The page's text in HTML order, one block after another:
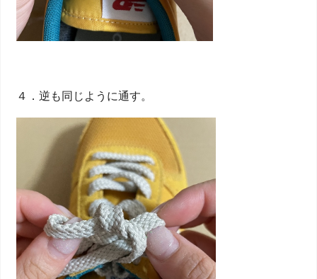
４．逆も同じように通す。